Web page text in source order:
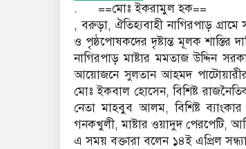
. ==মোঃ ইকরামুল হক==
, বরুড়া, ঐতিহ্যবাহী নাগিরপাড় গ্রামে
ও পৃষ্ঠপোষকদের দৃষ্টান্ত মূলক শাস্তির
নাগিরপাড় মাষ্টার মমতাজ উদ্দিন
আয়োজনে সুলতান আহমদ পাটোয়ারীর
মোঃ ইকবাল হোসেন, বিশিষ্ট
নেতা মাহবুব আলম, বিশিষ্ট
গনকখুলী, মাষ্টার ওয়াদুদ পেরপেটি,
এ সময় বক্তারা বলেন ১৪ই এপ্রিল